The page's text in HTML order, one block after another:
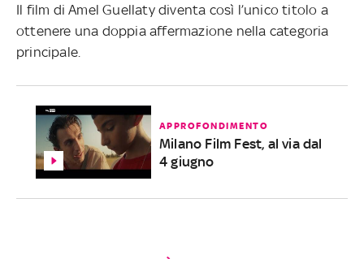
Il film di Amel Guellaty diventa così l’unico titolo a
ottenere una doppia affermazione nella categoria
principale.
APPROFONDIMENTO
Milano Film Fest, al via dal
4 giugno